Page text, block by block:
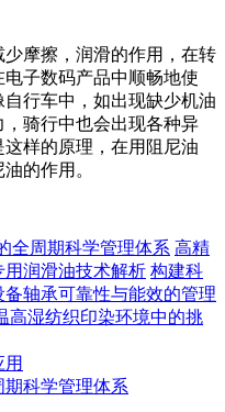
摩擦，润滑的作用，在转
子数码产品中顺畅地使
行车中，如出现缺少机油
骑行中也会出现各种异
样的原理，在用阻尼油
的作用。
全周期科学管理体系 高精
润滑油技术解析 构建科
轴承可靠性与能效的管理
高湿纺织印染环境中的挑
科学管理体系